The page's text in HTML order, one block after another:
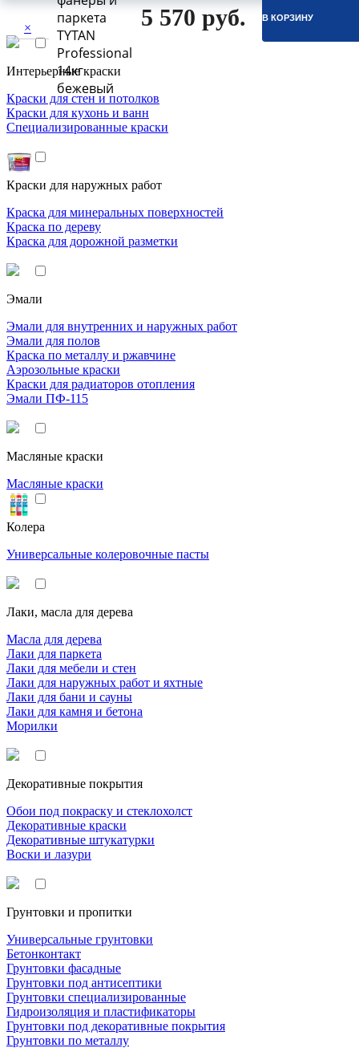
×
Интерьерные краски
Краски для стен и потолков
Краски для кухонь и ванн
Специализированные краски
Краски для наружных работ
Краска для минеральных поверхностей
Краска по дереву
Краска для дорожной разметки
Эмали
Эмали для внутренних и наружных работ
Эмали для полов
Краска по металлу и ржавчине
Аэрозольные краски
Краски для радиаторов отопления
Эмали ПФ-115
Масляные краски
Масляные краски
Колера
Универсальные колеровочные пасты
Лаки, масла для дерева
Масла для дерева
Лаки для паркета
Лаки для мебели и стен
Лаки для наружных работ и яхтные
Лаки для бани и сауны
Лаки для камня и бетона
Морилки
Декоративные покрытия
Обои под покраску и стеклохолст
Декоративные краски
Декоративные штукатурки
Воски и лазури
Грунтовки и пропитки
Универсальные грунтовки
Бетонконтакт
Грунтовки фасадные
Грунтовки под антисептики
Грунтовки специализированные
Гидроизоляция и пластификаторы
Грунтовки под декоративные покрытия
Грунтовки по металлу
паркета
TYTAN
Professional
14кг
бежевый
5 570 руб. В КОРЗИНУ